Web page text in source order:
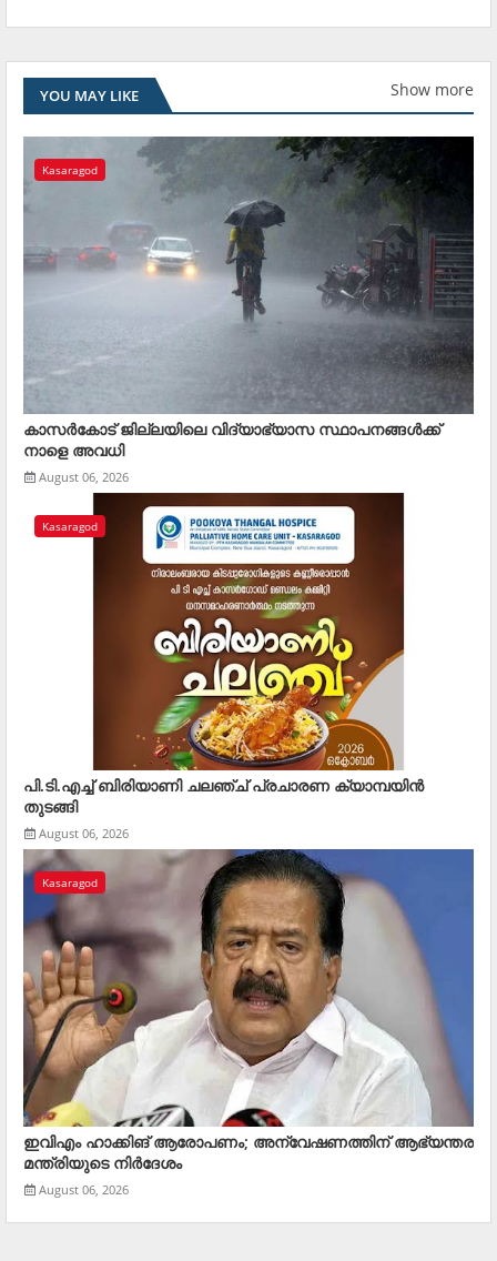
YOU MAY LIKE Show more
Kasaragod
കാസര്‍കോട് ജില്ലയിലെ വിദ്യാഭ്യാസ സ്ഥാപനങ്ങള്‍ക്ക്
നാളെ അവധി
August 06, 2026
Kasaragod
പി.ടി.എച്ച് ബിരിയാണി ചലഞ്ച് പ്രചാരണ ക്യാമ്പയിൻ
തുടങ്ങി
August 06, 2026
Kasaragod
ഇവിഎം ഹാക്കിങ് ആരോപണം; അന്വേഷണത്തിന് ആഭ്യന്തര
മന്ത്രിയുടെ നിര്‍ദേശം
August 06, 2026